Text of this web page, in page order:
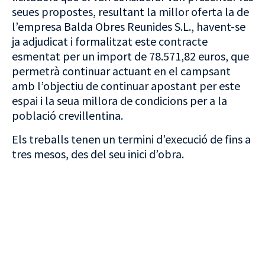
seues propostes, resultant la millor oferta la de
l’empresa Balda Obres Reunides S.L., havent-se
ja adjudicat i formalitzat este contracte
esmentat per un import de 78.571,82 euros, que
permetrà continuar actuant en el campsant
amb l’objectiu de continuar apostant per este
espai i la seua millora de condicions per a la
població crevillentina.
Els treballs tenen un termini d’execució de fins a
tres mesos, des del seu inici d’obra.